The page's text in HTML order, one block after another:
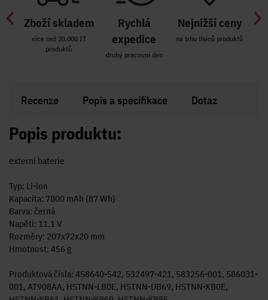
Zboží skladem
více než 20.000 IT
produktů
Rychlá
expedice
druhý pracovní den
Nejnižší ceny
na trhu tisíců produktů
Recenze Popis a specifikace Dotaz
Popis produktu:
externí baterie
Typ: Li-ion
Kapacita: 7800 mAh (87 Wh)
Barva: černá
Napětí: 11.1 V
Rozměry: 207x72x20 mm
Hmotnost: 456 g
Produktová čísla: 458640-542, 532497-421, 583256-001, 586031-
001, AT908AA, HSTNN-LB0E, HSTNN-UB69, HSTNN-XB0E,